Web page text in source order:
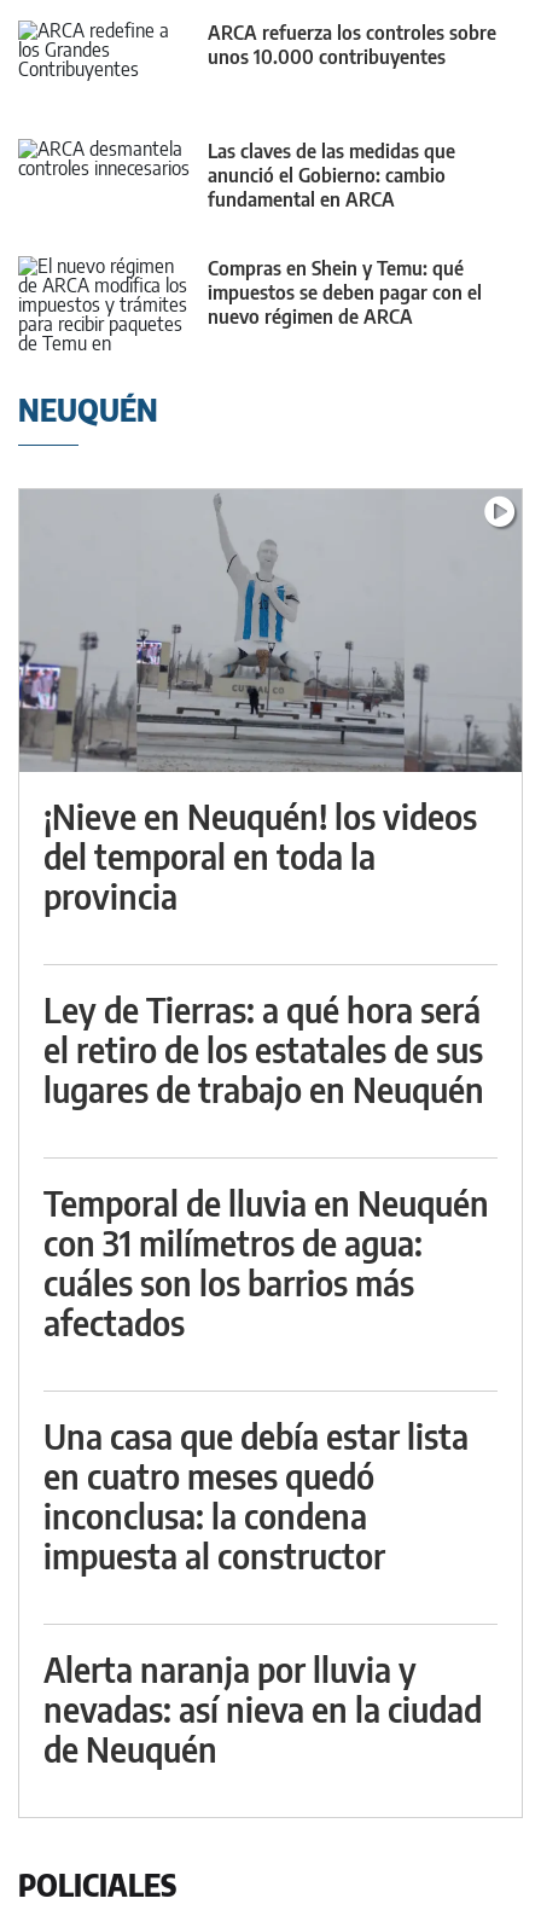
ARCA refuerza los controles sobre
unos 10.000 contribuyentes
Las claves de las medidas que
anunció el Gobierno: cambio
fundamental en ARCA
Compras en Shein y Temu: qué
impuestos se deben pagar con el
nuevo régimen de ARCA
NEUQUÉN
¡Nieve en Neuquén! los videos
del temporal en toda la
provincia
Ley de Tierras: a qué hora será
el retiro de los estatales de sus
lugares de trabajo en Neuquén
Temporal de lluvia en Neuquén
con 31 milímetros de agua:
cuáles son los barrios más
afectados
Una casa que debía estar lista
en cuatro meses quedó
inconclusa: la condena
impuesta al constructor
Alerta naranja por lluvia y
nevadas: así nieva en la ciudad
de Neuquén
POLICIALES